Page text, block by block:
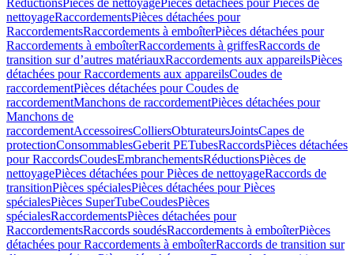
RéductionsPièces de nettoyagePièces détachées pour Pièces de
nettoyageRaccordementsPièces détachées pour
RaccordementsRaccordements à emboîterPièces détachées pour
Raccordements à emboîterRaccordements à griffesRaccords de
transition sur d’autres matériauxRaccordements aux appareilsPièces
détachées pour Raccordements aux appareilsCoudes de
raccordementPièces détachées pour Coudes de
raccordementManchons de raccordementPièces détachées pour
Manchons de
raccordementAccessoiresColliersObturateursJointsCapes de
protectionConsommablesGeberit PETubesRaccordsPièces détachées
pour RaccordsCoudesEmbranchementsRéductionsPièces de
nettoyagePièces détachées pour Pièces de nettoyageRaccords de
transitionPièces spécialesPièces détachées pour Pièces
spécialesPièces SuperTubeCoudesPièces
spécialesRaccordementsPièces détachées pour
RaccordementsRaccords soudésRaccordements à emboîterPièces
détachées pour Raccordements à emboîterRaccords de transition sur